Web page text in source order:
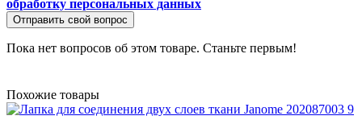
обработку персональных данных
Отправить свой вопрос
Пока нет вопросов об этом товаре. Станьте первым!
Похожие товары